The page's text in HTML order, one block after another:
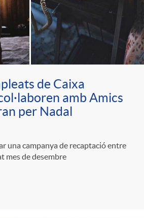
de Caixa
amb Amics
per Nadal
una campanya de recaptació entre
mes de desembre